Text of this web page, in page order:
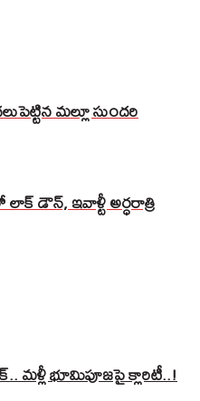
మల్లూ సుందరి
డౌన్, ఇవాళ్టీ అర్ధరాత్రి
మళ్లీ భూమిపూజపై క్లారిటీ..!